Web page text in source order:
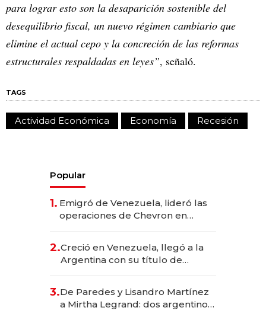
para lograr esto son la desaparición sostenible del
desequilibrio fiscal, un nuevo régimen cambiario que
elimine el actual cepo y la concreción de las reformas
estructurales respaldadas en leyes”, señaló.
TAGS
Actividad Económica Economía Recesión
Popular
1. Emigró de Venezuela, lideró las
operaciones de Chevron en
2.Creció en Venezuela, llegó a la
Argentina con su título de
las marcas "fast premium"
3.De Paredes y Lisandro Martínez
a Mirtha Legrand: dos argentinos